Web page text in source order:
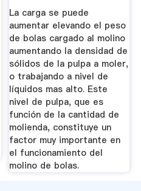
La carga se puede
aumentar elevando el peso
de bolas cargado al molino
aumentando la densidad de
sólidos de la pulpa a moler,
o trabajando a nivel de
líquidos mas alto. Este
nivel de pulpa, que es
función de la cantidad de
molienda, constituye un
factor muy importante en
el funcionamiento del
molino de bolas.